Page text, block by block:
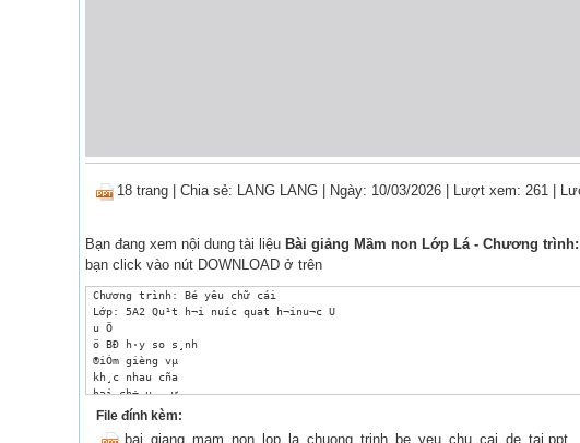
18 trang Chia sẻ: LANG LANG | Ngày: 10/03/2026 | Lượt xem: 261 |
Bạn đang xem nội dung tài liệu Bài giảng Mầm non Lớp Lá - Chương
bạn click vào nút DOWNLOAD ở trên
Chương trình: Bé yêu chữ cái
Lớp: 5A2 Qu¹t h¬i nuíc quat h¬inu¬c U
u Ö
ö BÐ h·y so s¸nh
®iÓm gièng vµ
kh¸c nhau cña
hai ch÷ u - ư
Quay l¹i
File đính kèm:
bai_giang_mam_non_lop_la_chuong_trinh_be_yeu_chu_cai_de_tai.ppt